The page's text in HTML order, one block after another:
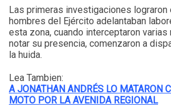
Las primeras investigaciones lograron
hombres del Ejército adelantaban
esta zona, cuando interceptaron varias
notar su presencia, comenzaron a
la huida.
Lea Tambien:
A JONATHAN ANDRÉS LO MATARON
MOTO POR LA AVENIDA REGIONAL